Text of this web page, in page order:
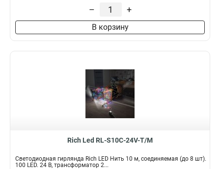
– +
В корзину
Rich Led RL-S10C-24V-T/M
Светодиодная гирлянда Rich LED Нить 10 м, соединяемая (до 8 шт).
100 LED. 24 B, трансформатор 2...